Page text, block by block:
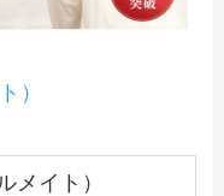
）
メイト）